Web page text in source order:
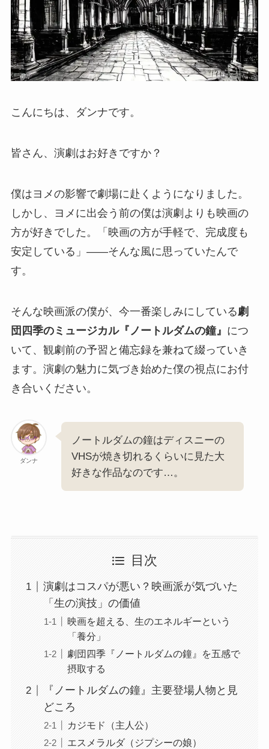
こんにちは、ダンナです。
皆さん、演劇はお好きですか？
僕はヨメの影響で劇場に赴くようになりました。
しかし、ヨメに出会う前の僕は演劇よりも映画の
方が好きでした。「映画の方が手軽で、完成度も
安定している」――そんな風に思っていたんで
す。
そんな映画派の僕が、今一番楽しみにしている劇
団四季のミュージカル『ノートルダムの鐘』 につ
いて、観劇前の予習と備忘録を兼ねて綴っていき
ます。演劇の魅力に気づき始めた僕の視点にお付
き合いください。
ダンナ
ノートルダムの鐘はディスニーの
VHSが焼き切れるくらいに見た大
好きな作品なのです…。
目次
演劇はコスパが悪い？映画派が気づいた
「生の演技」の価値
映画を超える、生のエネルギーという
「養分」
劇団四季『ノートルダムの鐘』を五感で
摂取する
『ノートルダムの鐘』主要登場人物と見
どころ
カジモド（主人公）
エスメラルダ（ジプシーの娘）